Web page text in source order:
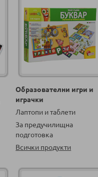
Образователни игри и
играчки
Лаптопи и таблети
За предучилищна
подготовка
Всички продукти